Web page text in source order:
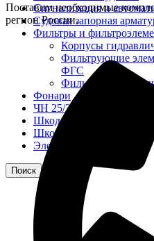
Сигнализация и
Судовая запорная
Фильтры и
Корпусы
Фильтрующие
ФГС
Фильтры
Фонари
ЧН 25/34
Шкода 6S-160
Шкода-275
Электродвигатели
Поиск
Поставим необходимые
регион России.